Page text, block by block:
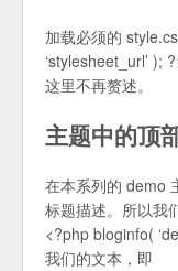
加载必须的
‘stylesheet_url’ );
这里不再赘述。
主题中的顶
在本系列的 demo
标题描述。所以我
<?php bloginfo(
我们的文本，即